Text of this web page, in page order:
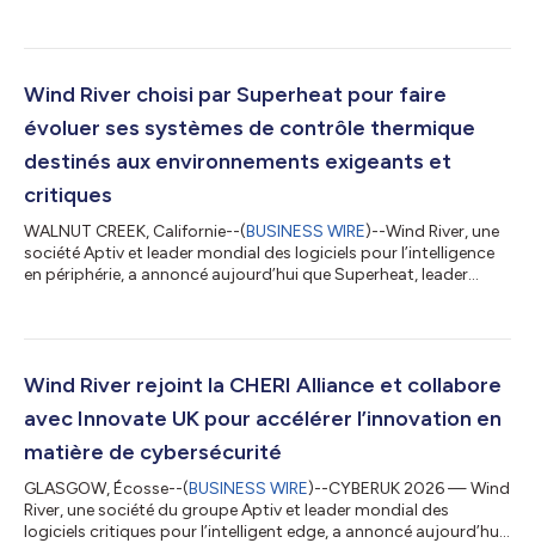
(RTOS), de Linux commercial et Internet des objets et des
VDC Strategy, « IoT & Embedded Operating Systems,
Wind River choisi par Superheat pour faire
évoluer ses systèmes de contrôle thermique
destinés aux environnements exigeants et
critiques
WALNUT CREEK, Californie--(BUSINESS WIRE)--Wind River, une
société Aptiv et leader mondial des logiciels pour l’intelligence
en périphérie, a annoncé aujourd’hui que Superheat, leader
contrôleurs industriels de nouvelle génération déployés dans
l’énergie, de la construction navale, de l’aérospatiale et de la
Wind River rejoint la CHERI Alliance et collabore
avec Innovate UK pour accélérer l’innovation en
matière de cybersécurité
GLASGOW, Écosse--(BUSINESS WIRE)--CYBERUK 2026 — Wind
River, une société du groupe Aptiv et leader mondial des
logiciels critiques pour l’intelligent edge, a annoncé aujourd’hui